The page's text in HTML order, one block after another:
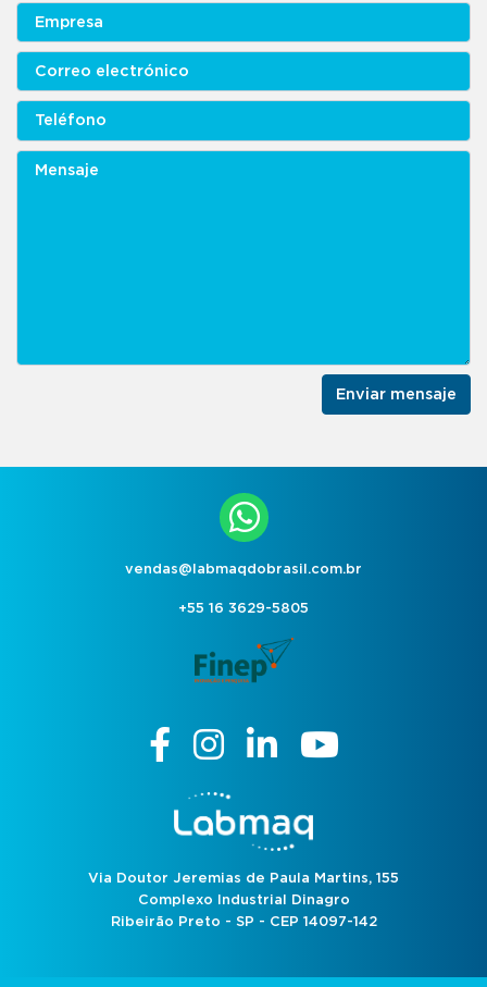
Enviar mensaje
vendas@labmaqdobrasil.com.br
+55 16 3629-5805
Via Doutor Jeremias de Paula Martins, 155
Complexo Industrial Dinagro
Ribeirão Preto - SP - CEP 14097-142